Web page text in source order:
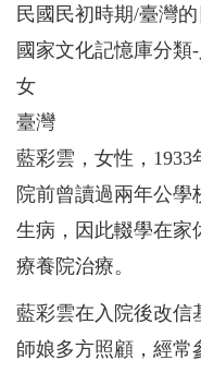
民國民初時期/臺灣
國家文化記憶庫分類
女
臺灣
藍彩雲，女性，1933
院前曾讀過兩年公學
生病，因此輟學在家
療養院治療。
藍彩雲在入院後改信
師娘多方照顧，經常